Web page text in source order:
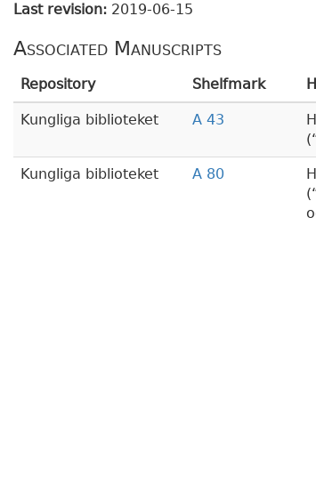
Last revision: 2019-06-15
Associated Manuscripts
Repository Shelfmark
Kungliga biblioteket A 43
(
Kungliga biblioteket A 80
(